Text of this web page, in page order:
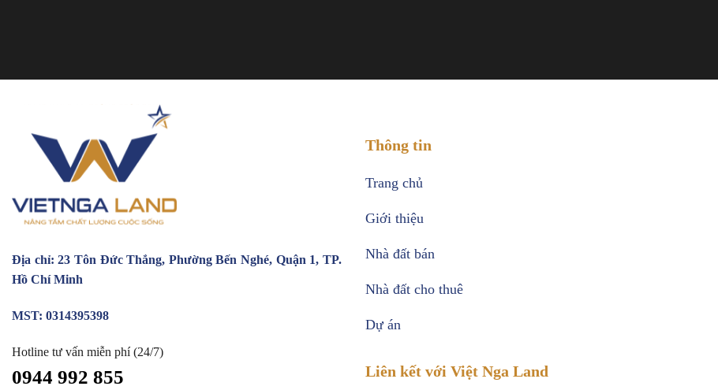
Địa chỉ: 23 Tôn Đức Thắng, Phường Bến Nghé, Quận 1, TP.
Hồ Chí Minh
MST: 0314395398
Hotline tư vấn miễn phí (24/7)
0944 992 855
Thông tin
Trang chủ
Giới thiệu
Nhà đất bán
Nhà đất cho thuê
Dự án
Liên kết với Việt Nga Land